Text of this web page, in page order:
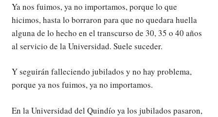
Ya nos fuimos, ya no importamos, porque lo que
hicimos, hasta lo borraron para que no quedara huella
alguna de lo hecho en el transcurso de 30, 35 o 40 años
al servicio de la Universidad. Suele suceder.
Y seguirán falleciendo jubilados y no hay problema,
porque ya nos fuimos, ya no importamos.
En la Universidad del Quindío ya los jubilados pasaron,